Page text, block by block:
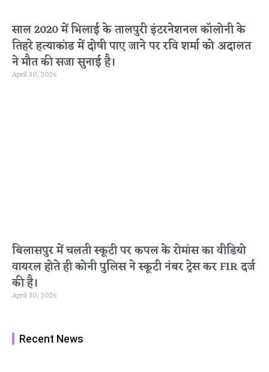
साल 2020 में भिलाई के तालपुरी इंटरनेशनल कॉलोनी के
तिहरे हत्याकांड में दोषी पाए जाने पर रवि शर्मा को अदालत
ने मौत की सजा सुनाई है।
April 30, 2026
बिलासपुर में चलती स्कूटी पर कपल के रोमांस का वीडियो
वायरल होते ही कोनी पुलिस ने स्कूटी नंबर ट्रेस कर FIR दर्ज
की है।
April 30, 2026
Recent News